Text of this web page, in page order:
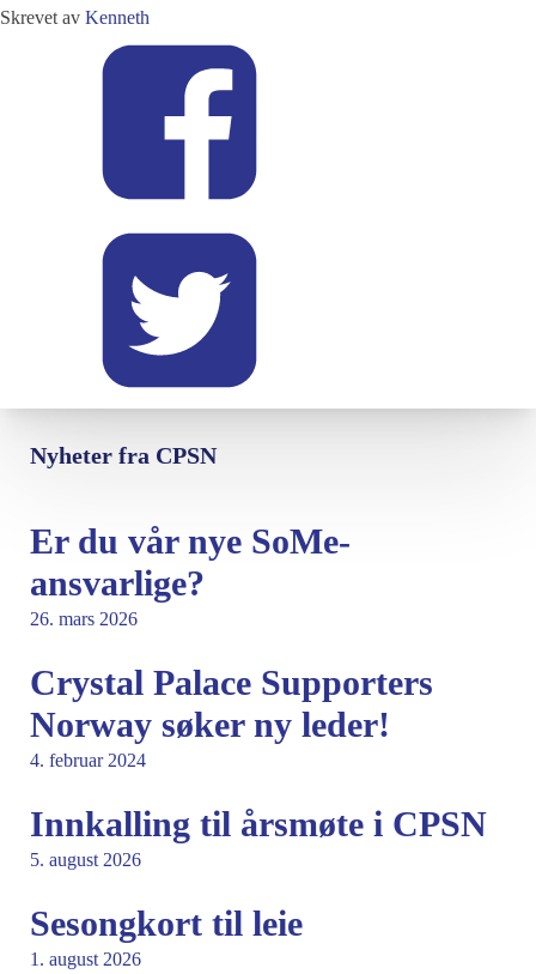
Skrevet av Kenneth
Nyheter fra CPSN
Er du vår nye SoMe-
ansvarlige?
26. mars 2026
Crystal Palace Supporters
Norway søker ny leder!
4. februar 2024
Innkalling til årsmøte i CPSN
5. august 2026
Sesongkort til leie
1. august 2026